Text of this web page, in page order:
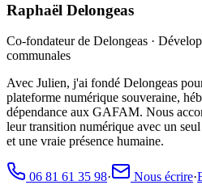
Raphaël Delongeas
Co-fondateur de Delongeas ·
communales
Avec Julien, j'ai fondé Delongeas
plateforme numérique souveraine,
dépendance aux GAFAM. Nous
leur transition numérique avec un
et une vraie présence humaine.
06 81 61 35 98· Nous écrire·